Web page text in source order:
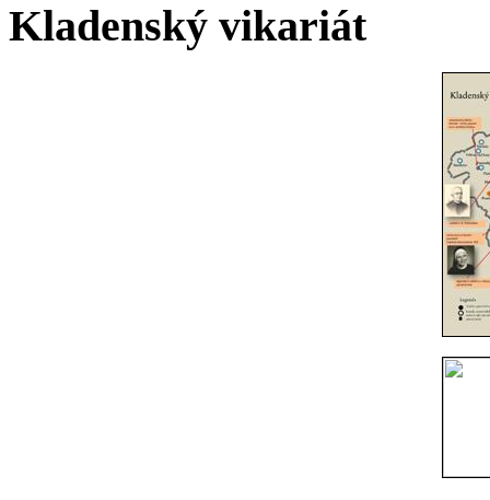
Kladenský vikariát